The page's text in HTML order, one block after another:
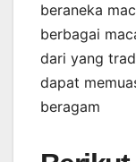
beraneka
berbagai
dari yang
dapat
beragam